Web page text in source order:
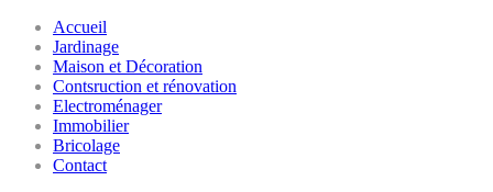
Accueil
Jardinage
Maison et Décoration
Contsruction et rénovation
Electroménager
Immobilier
Bricolage
Contact